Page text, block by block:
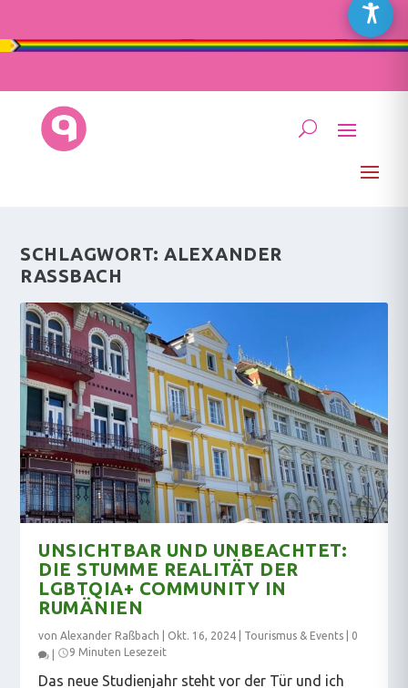
SCHLAGWORT:ALEXANDER
RASSBACH
UNSICHTBAR UND UNBEACHTET:
DIE STUMME REALITÄT DER
LGBTQIA+ COMMUNITY IN
RUMÄNIEN
vonAlexander Raßbach Okt. 16, 2024 Tourismus & Events
0
9 Minuten Lesezeit
Das neue Studienjahr steht vor der Tür und ich